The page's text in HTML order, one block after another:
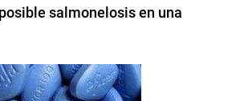
salmonelosis en una